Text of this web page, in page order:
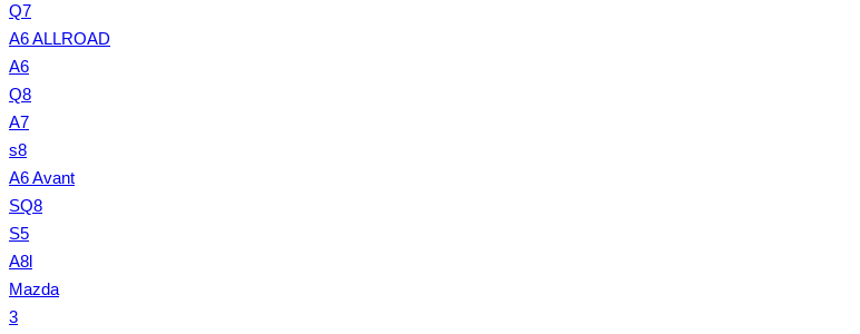
Q7
A6 ALLROAD
A6
Q8
A7
s8
A6 Avant
SQ8
S5
A8l
Mazda
3